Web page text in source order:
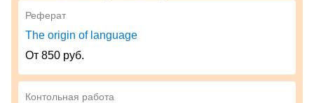
Реферат
The origin of language
От 850 руб.
Контольная работа